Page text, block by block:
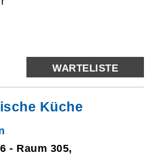
WARTELISTE
Küche
- Raum 305,